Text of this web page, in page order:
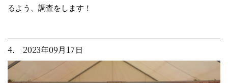
るよう、調査をします！
4. 2023年09月17日